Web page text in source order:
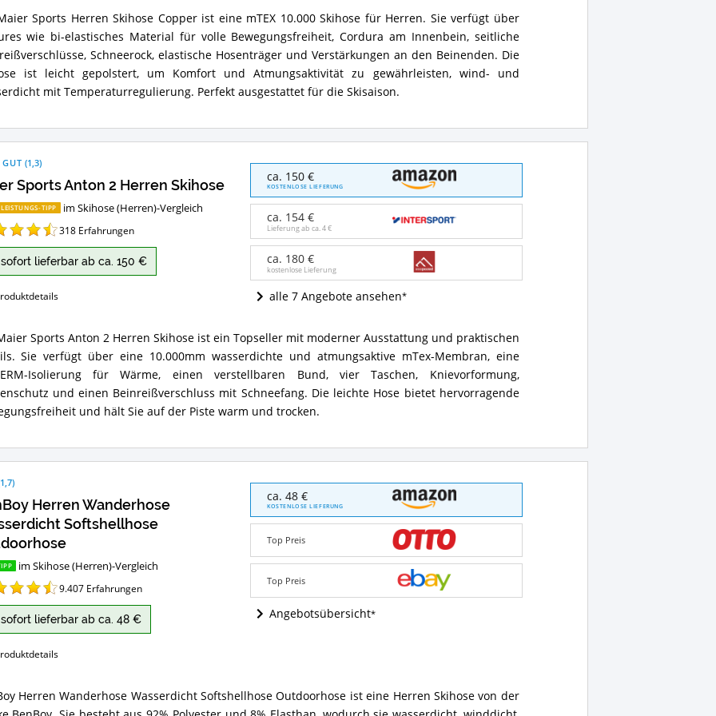
erhältlich?
Sports Herren Skihose Copper ist eine mTEX 10.000 Skihose für Herren. Sie verfügt über
wie bi-elastisches Material für volle Bewegungsfreiheit, Cordura am Innenbein, seitliche
Schneerock, elastische Hosenträger und Verstärkungen an den Beinenden. Die
ist leicht gepolstert, um Komfort und Atmungsaktivität zu gewährleisten, wind- und
Sports Anton 2 Herren Skihose
sofort lieferbar ab ca. 150 €
Maier
Sports
Herren
Skihose
Angebote:
Wo
ist
(Herren)
erhältlich?
ca. 150 €
KOSTENLOSE LIEFERUNG
ca. 154 €
Lieferung ab ca.4 €
ca. 180 €
kostenlose Lieferung
Sports Anton 2 Herren Skihose ist ein Topseller mit moderner Ausstattung und praktischen
Sie verfügt über eine 10.000mm wasserdichte und atmungsaktive mTex-Membran, eine
Isolierung für Wärme, einen verstellbaren Bund, vier Taschen, Knievorformung,
und einen Beinreißverschluss mit Schneefang. Die leichte Hose bietet hervorragende
Herren Wanderhose
Softshellhose
im Skihose (Herren)-Vergleich
sofort lieferbar ab ca. 48 €
BenBoy
Herren
Wasserdicht
Softshellhose
Angebote:
ist
ca. 48 €
KOSTENLOSE LIEFERUNG
Herren Wanderhose Wasserdicht Softshellhose Outdoorhose ist eine Herren Skihose von der